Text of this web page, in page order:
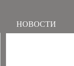
НОВОСТИ